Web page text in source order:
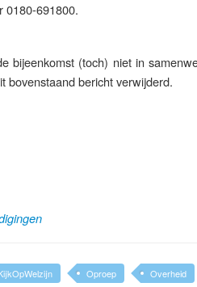
0180-691800.
bijeenkomst (toch) niet in
bovenstaand bericht verwijderd.
Oproep
Overheid